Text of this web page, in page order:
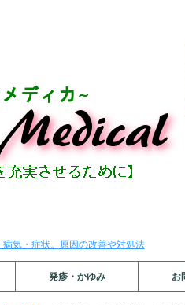
気・症状。原因の改善や対処法
発疹・かゆみ お